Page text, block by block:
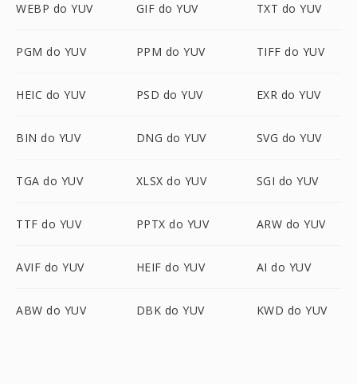
WEBP do YUV GIF do YUV TXT do YUV
PGM do YUV PPM do YUV TIFF do YUV
HEIC do YUV PSD do YUV EXR do YUV
BIN do YUV DNG do YUV SVG do YUV
TGA do YUV XLSX do YUV SGI do YUV
TTF do YUV PPTX do YUV ARW do YUV
AVIF do YUV HEIF do YUV AI do YUV
ABW do YUV DBK do YUV KWD do YUV